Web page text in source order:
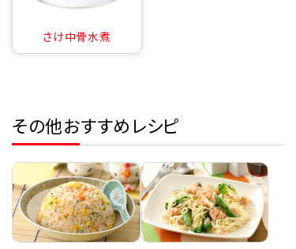
さけ中骨水煮
その他おすすめレシピ